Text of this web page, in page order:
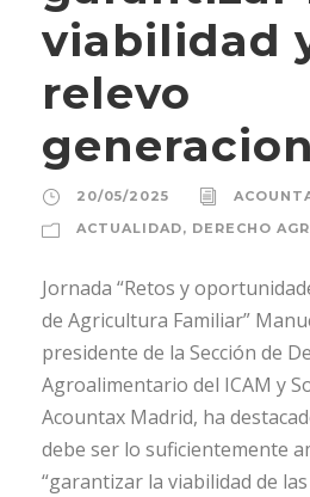
viabilidad
relevo
20/05/2025
ACTUALIDAD, DERECHO
Jornada “Retos y
de Agricultura Familiar”
presidente de la Sección de
Agroalimentario del ICAM y
Acountax Madrid, ha
debe ser lo suficientemente
“garantizar la viabilidad de